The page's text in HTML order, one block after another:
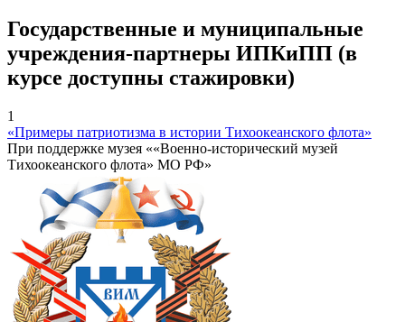
Государственные и муниципальные
учреждения-партнеры ИПКиПП (в
курсе доступны стажировки)
1
«Примеры патриотизма в истории Тихоокеанского флота»
При поддержке музея ««Военно-исторический музей
Тихоокеанского флота» МО РФ»